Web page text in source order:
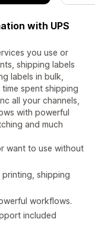
with UPS
you use or
shipping labels
labels in bulk,
spent shipping
all your channels,
with powerful
and much
want to use without
shipping
workflows.
included